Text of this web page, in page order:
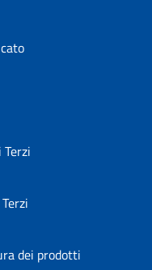
dei prodotti